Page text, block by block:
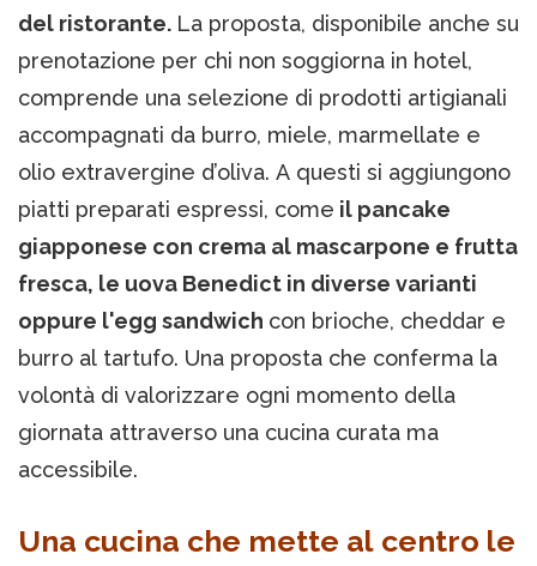
del ristorante. La proposta, disponibile anche su
prenotazione per chi non soggiorna in hotel,
comprende una selezione di prodotti artigianali
accompagnati da burro, miele, marmellate e
olio extravergine d’oliva. A questi si aggiungono
piatti preparati espressi, come il pancake
giapponese con crema al mascarpone e frutta
fresca, le uova Benedict in diverse varianti
oppure l'egg sandwich con brioche, cheddar e
burro al tartufo. Una proposta che conferma la
volontà di valorizzare ogni momento della
giornata attraverso una cucina curata ma
accessibile.
Una cucina che mette al centro le